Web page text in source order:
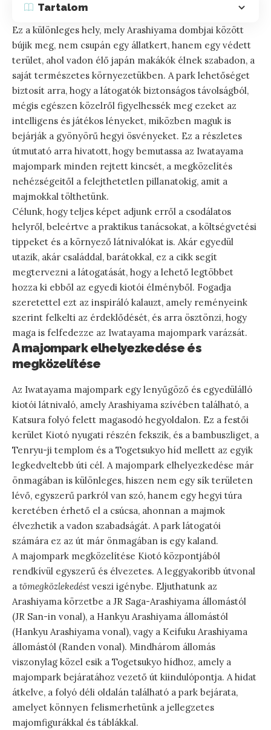
Tartalom
Ez a különleges hely, mely Arashiyama dombjai között
bújik meg, nem csupán egy állatkert, hanem egy védett
terület, ahol vadon élő japán makákók élnek szabadon, a
saját természetes környezetükben. A park lehetőséget
biztosít arra, hogy a látogatók biztonságos távolságból,
mégis egészen közelről figyelhessék meg ezeket az
intelligens és játékos lényeket, miközben maguk is
bejárják a gyönyörű hegyi ösvényeket. Ez a részletes
útmutató arra hivatott, hogy bemutassa az Iwatayama
majompark minden rejtett kincsét, a megközelítés
nehézségeitől a felejthetetlen pillanatokig, amit a
majmokkal tölthetünk.
Célunk, hogy teljes képet adjunk erről a csodálatos
helyről, beleértve a praktikus tanácsokat, a költségvetési
tippeket és a környező látnivalókat is. Akár egyedül
utazik, akár családdal, barátokkal, ez a cikk segít
megtervezni a látogatását, hogy a lehető legtöbbet
hozza ki ebből az egyedi kiotói élményből. Fogadja
szeretettel ezt az inspiráló kalauzt, amely reményeink
szerint felkelti az érdeklődését, és arra ösztönzi, hogy
maga is felfedezze az Iwatayama majompark varázsát.
A majompark elhelyezkedése és
megközelítése
Az Iwatayama majompark egy lenyűgöző és egyedülálló
kiotói látnivaló, amely Arashiyama szívében található, a
Katsura folyó felett magasodó hegyoldalon. Ez a festői
kerület Kiotó nyugati részén fekszik, és a bambuszliget, a
Tenryu-ji templom és a Togetsukyo híd mellett az egyik
legkedveltebb úti cél. A majompark elhelyezkedése már
önmagában is különleges, hiszen nem egy sík területen
lévő, egyszerű parkról van szó, hanem egy hegyi túra
keretében érhető el a csúcsa, ahonnan a majmok
élvezhetik a vadon szabadságát. A park látogatói
számára ez az út már önmagában is egy kaland.
A majompark megközelítése Kiotó központjából
rendkívül egyszerű és élvezetes. A leggyakoribb útvonal
a tömegközlekedéstveszi igénybe. Eljuthatunk az
Arashiyama körzetbe a JR Saga-Arashiyama állomástól
(JR San-in vonal), a Hankyu Arashiyama állomástól
(Hankyu Arashiyama vonal), vagy a Keifuku Arashiyama
állomástól (Randen vonal). Mindhárom állomás
viszonylag közel esik a Togetsukyo hídhoz, amely a
majompark bejáratához vezető út kiindulópontja. A hidat
átkelve, a folyó déli oldalán található a park bejárata,
amelyet könnyen felismerhetünk a jellegzetes
majomfigurákkal és táblákkal.